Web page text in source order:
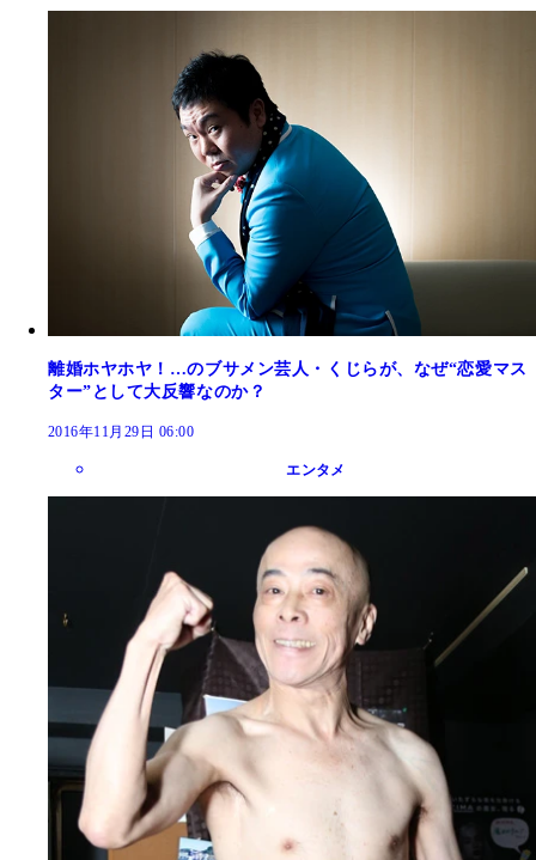
離婚ホヤホヤ！…のブサメン芸人・くじらが、なぜ“恋愛マス
ター”として大反響なのか？
2016年11月29日 06:00
エンタメ